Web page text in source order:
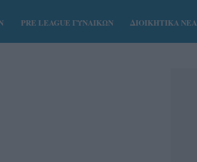
PRE LEAGUE ΓΥΝΑΙΚΩΝ ΔΙΟΙΚΗΤΙΚΑ ΝΕΑ